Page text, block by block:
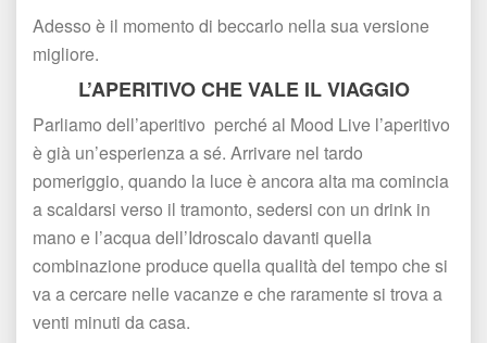
Adesso è il momento di beccarlo nella sua versione
migliore.
L’APERITIVO CHE VALE IL VIAGGIO
Parliamo dell’aperitivo perché al Mood Live l’aperitivo
è già un’esperienza a sé. Arrivare nel tardo
pomeriggio, quando la luce è ancora alta ma comincia
a scaldarsi verso il tramonto, sedersi con un drink in
mano e l’acqua dell’Idroscalo davanti quella
combinazione produce quella qualità del tempo che si
va a cercare nelle vacanze e che raramente si trova a
venti minuti da casa.